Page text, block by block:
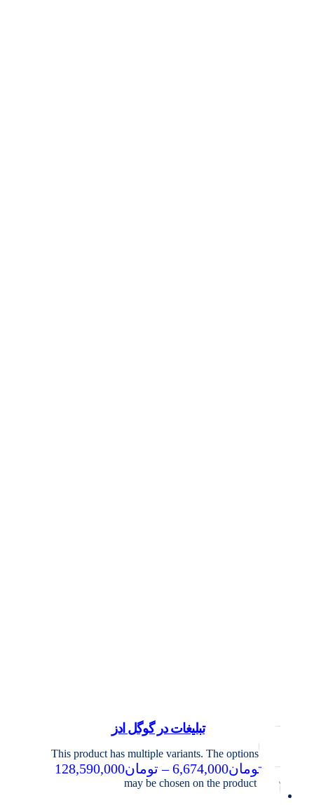
تبلیغات در گوگل ادز
تومان6,674,000
– تومان128,590,000
This product has multiple variants. The options
may be chosen on the product page